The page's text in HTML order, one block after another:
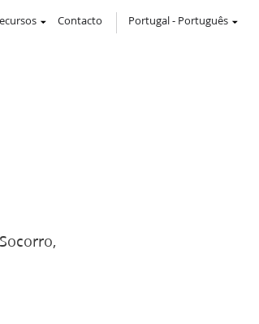
Contacto Portugal- Português